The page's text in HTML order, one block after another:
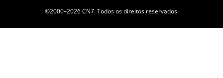
©2000–2026 CN7. Todos os direitos reservados.